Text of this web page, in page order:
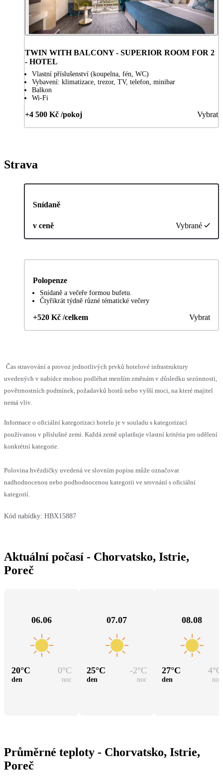
TWIN WITH BALCONY - SUPERIOR ROOM FOR 2
- HOTEL
Vlastní příslušenství (koupelna, fén, WC)
Vybavení: klimatizace, trezor, TV, telefon, minibar
Balkon
Wi-Fi
+4 500 Kč /pokoj Vybrat
Strava
Snídaně
v ceně Vybrané
Polopenze
Snídaně a večeře formou bufetu.
Čtyřikrát týdně různé tématické večery
+520 Kč /celkem Vybrat
Čas stravování a provoz jednotlivých prvků hotelové infrastruktury
uvedených v nabídce mohou podléhat menším změnám v důsledku sezónnosti,
povětrnostních podmínek, požadavků hostů nebo vyšší moci, na které majitel
nemá vliv.
Informace o oficiální kategorizaci hotelu je v souladu s kategorizací
používanou v příslušné zemi. Každá země uplatňuje vlastní kritéria pro udělení
konkrétní kategorie.
Polovina hvězdičky uvedená ve slovním popisu může označovat
nadhodnocenou nebo podhodnocenou kategorii ve srovnání s oficiální
kategorií.
Kód nabídky: HBX15887
Aktuální počasí - Chorvatsko, Istrie,
Poreč
06.06
20°C 0°C
den noc
07.07
25°C -2°C
den noc
08.08
27°C 4°C
den noc
Průměrné teploty - Chorvatsko, Istrie,
Poreč